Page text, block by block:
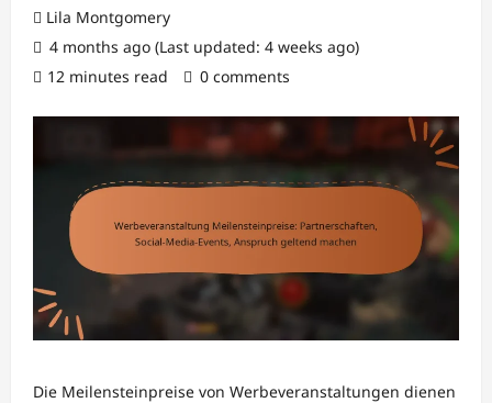
Lila Montgomery
4 months ago (Last updated: 4 weeks ago)
12 minutes read
0 comments
Die Meilensteinpreise von Werbeveranstaltungen dienen